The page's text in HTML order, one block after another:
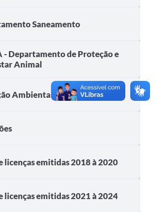
Saneamento
- Departamento de Proteção e
Animal
Ambiental
licenças emitidas 2018 à 2020
licenças emitidas 2021 à 2024